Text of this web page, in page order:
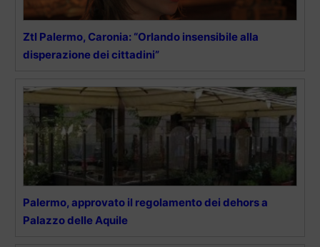
Ztl Palermo, Caronia: “Orlando insensibile alla
disperazione dei cittadini”
Palermo, approvato il regolamento dei dehors a
Palazzo delle Aquile